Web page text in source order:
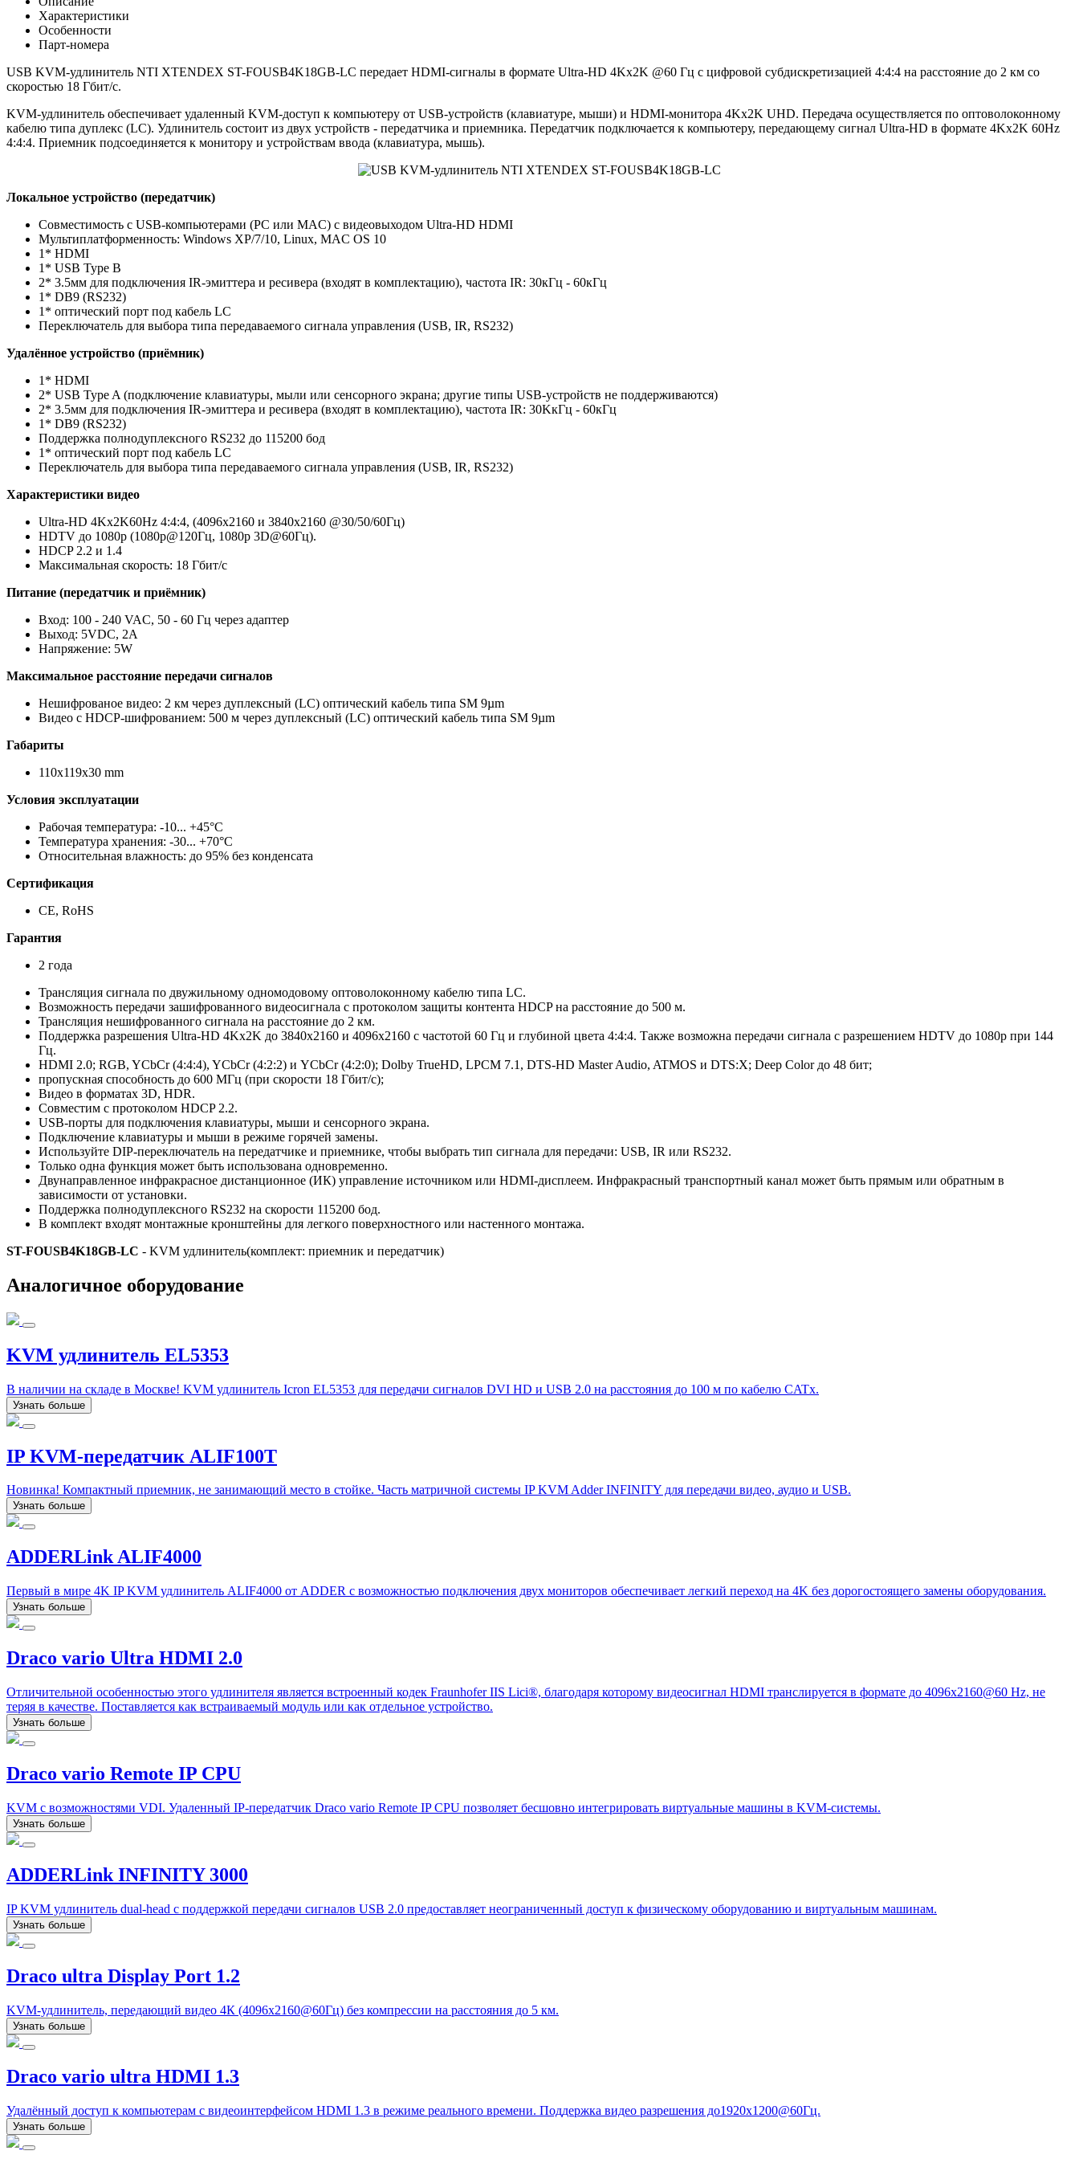
Характеристики
Особенности
Парт-номера
USB KVM-удлинитель NTI XTENDEX ST-FOUSB4K18GB-LC передает HDMI-сигналы в формате Ultra-HD 4Kx2K @60 Гц с цифровой субдискретизацией 4:4:4 на расстояние до 2 км со
скоростью 18 Гбит/с.
KVM-удлинитель обеспечивает удаленный KVM-доступ к компьютеру от USB-устройств (клавиатуре, мыши) и HDMI-монитора 4Kx2K UHD. Передача осуществляется по оптоволоконному
кабелю типа дуплекс (LC). Удлинитель состоит из двух устройств - передатчика и приемника. Передатчик подключается к компьютеру, передающему сигнал Ultra-HD в формате 4Kx2K 60Hz
4:4:4. Приемник подсоединяется к монитору и устройствам ввода (клавиатура, мышь).
Локальное устройство (передатчик)
Совместимость с USB-компьютерами (PC или MAC) с видеовыходом Ultra-HD HDMI
Мультиплатформенность: Windows XP/7/10, Linux, MAC OS 10
1* HDMI
1* USB Type B
2* 3.5мм для подключения IR-эмиттера и ресивера (входят в комплектацию), частота IR: 30кГц - 60кГц
1* DB9 (RS232)
1* оптический порт под кабель LC
Переключатель для выбора типа передаваемого сигнала управления (USB, IR, RS232)
Удалённое устройство (приёмник)
1* HDMI
2* USB Type A (подключение клавиатуры, мыли или сенсорного экрана; другие типы USB-устройств не поддерживаются)
2* 3.5мм для подключения IR-эмиттера и ресивера (входят в комплектацию), частота IR: 30KкГц - 60кГц
1* DB9 (RS232)
Поддержка полнодуплексного RS232 до 115200 бод
1* оптический порт под кабель LC
Переключатель для выбора типа передаваемого сигнала управления (USB, IR, RS232)
Характеристики видео
Ultra-HD 4Kx2K60Hz 4:4:4, (4096x2160 и 3840x2160 @30/50/60Гц)
HDTV до 1080p (1080p@120Гц, 1080p 3D@60Гц).
HDCP 2.2 и 1.4
Максимальная скорость: 18 Гбит/с
Питание (передатчик и приёмник)
Вход: 100 - 240 VAC, 50 - 60 Гц через адаптер
Выход: 5VDC, 2A
Напряжение: 5W
Максимальное расстояние передачи сигналов
Нешифрованое видео: 2 км через дуплексный (LC) оптический кабель типа SM 9µm
Видео с HDCP-шифрованием: 500 м через дуплексный (LC) оптический кабель типа SM 9µm
Габариты
110x119x30 mm
Условия эксплуатации
Рабочая температура: -10... +45°C
Температура хранения: -30... +70°C
Относительная влажность: до 95% без конденсата
Сертификация
CE, RoHS
Гарантия
2 года
Трансляция сигнала по двужильному одномодовому оптоволоконному кабелю типа LC.
Возможность передачи зашифрованного видеосигнала с протоколом защиты контента HDCP на расстояние до 500 м.
Трансляция нешифрованного сигнала на расстояние до 2 км.
Поддержка разрешения Ultra-HD 4Kx2K до 3840x2160 и 4096x2160 с частотой 60 Гц и глубиной цвета 4:4:4. Также возможна передачи сигнала с разрешением HDTV до 1080p при 144
Гц.
HDMI 2.0; RGB, YCbCr (4:4:4), YCbCr (4:2:2) и YCbCr (4:2:0); Dolby TrueHD, LPCM 7.1, DTS-HD Master Audio, ATMOS и DTS:X; Deep Color до 48 бит;
пропускная способность до 600 МГц (при скорости 18 Гбит/с);
Видео в форматах 3D, HDR.
Совместим с протоколом HDCP 2.2.
USB-порты для подключения клавиатуры, мыши и сенсорного экрана.
Подключение клавиатуры и мыши в режиме горячей замены.
Используйте DIP-переключатель на передатчике и приемнике, чтобы выбрать тип сигнала для передачи: USB, IR или RS232.
Только одна функция может быть использована одновременно.
Двунаправленное инфракрасное дистанционное (ИК) управление источником или HDMI-дисплеем. Инфракрасный транспортный канал может быть прямым или обратным в
зависимости от установки.
Поддержка полнодуплексного RS232 на скорости 115200 бод.
В комплект входят монтажные кронштейны для легкого поверхностного или настенного монтажа.
ST-FOUSB4K18GB-LC - KVM удлинитель(комплект: приемник и передатчик)
Аналогичное оборудование
KVM удлинитель EL5353
В наличии на складе в Москве! KVM удлинитель Icron EL5353 для передачи сигналов DVI HD и USB 2.0 на расстояния до 100 м по кабелю CATx.
Узнать больше
IP KVM-передатчик ALIF100T
Новинка! Компактный приемник, не занимающий место в стойке. Часть матричной системы IP KVM Adder INFINITY для передачи видео, аудио и USB.
Узнать больше
ADDERLink ALIF4000
Первый в мире 4K IP KVM удлинитель ALIF4000 от ADDER с возможностью подключения двух мониторов обеспечивает легкий переход на 4K без дорогостоящего замены оборудования.
Узнать больше
Draco vario Ultra HDMI 2.0
Отличительной особенностью этого удлинителя является встроенный кодек Fraunhofer IIS Lici®, благодаря которому видеосигнал HDMI транслируется в формате до 4096x2160@60 Hz, не
теряя в качестве. Поставляется как встраиваемый модуль или как отдельное устройство.
Узнать больше
Draco vario Remote IP CPU
KVM с возможностями VDI. Удаленный IP-передатчик Draco vario Remote IP CPU позволяет бесшовно интегрировать виртуальные машины в KVM-системы.
Узнать больше
ADDERLink INFINITY 3000
IP KVM удлинитель dual-head с поддержкой передачи сигналов USB 2.0 предоставляет неограниченный доступ к физическому оборудованию и виртуальным машинам.
Узнать больше
Draco ultra Display Port 1.2
KVM-удлинитель, передающий видео 4К (4096x2160@60Гц) без компрессии на расстояния до 5 км.
Узнать больше
Draco vario ultra HDMI 1.3
Удалённый доступ к компьютерам с видеоинтерфейсом HDMI 1.3 в режиме реального времени. Поддержка видео разрешения до1920x1200@60Гц.
Узнать больше